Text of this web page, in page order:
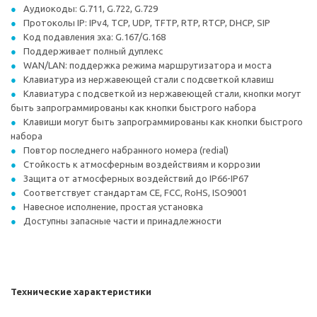
Аудиокоды: G.711, G.722, G.729
Протоколы IP: IPv4, TCP, UDP, TFTP, RTP, RTCP, DHCP, SIP
Код подавления эха: G.167/G.168
Поддерживает полный дуплекс
WAN/LAN: поддержка режима маршрутизатора и моста
Клавиатура из нержавеющей стали с подсветкой клавиш
Клавиатура с подсветкой из нержавеющей стали, кнопки могут
быть запрограммированы как кнопки быстрого набора
Клавиши могут быть запрограммированы как кнопки быстрого
набора
Повтор последнего набранного номера (redial)
Стойкость к атмосферным воздействиям и коррозии
Защита от атмосферных воздействий до IP66-IP67
Соответствует стандартам CE, FCC, RoHS, ISO9001
Навесное исполнение, простая установка
Доступны запасные части и принадлежности
Технические характеристики